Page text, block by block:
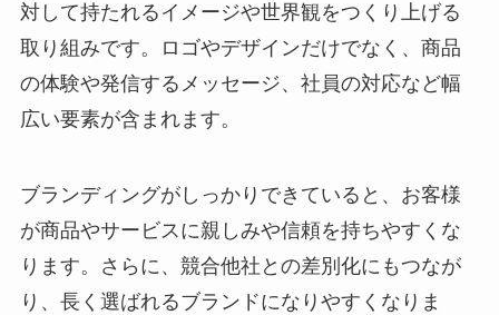
対して持たれるイメージや世界観をつくり上げる
取り組みです。ロゴやデザインだけでなく、商品
の体験や発信するメッセージ、社員の対応など幅
広い要素が含まれます。
ブランディングがしっかりできていると、お客様
が商品やサービスに親しみや信頼を持ちやすくな
ります。さらに、競合他社との差別化にもつなが
り、長く選ばれるブランドになりやすくなりま